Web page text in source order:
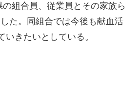
組合員、従業員とその家族ら
た。同組合では今後も献血活
きたいとしている。